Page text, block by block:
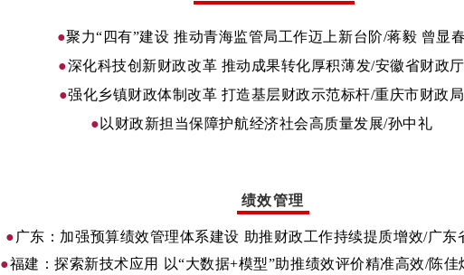
●聚力“四有”建设 推动青海监管局工作迈上新台阶/蒋毅 曾显
●深化科技创新财政改革 推动成果转化厚积薄发/安徽省财政厅
●强化乡镇财政体制改革 打造基层财政示范标杆/重庆市财政局
● 以财政新担当保障护航经济社会高质量发展/孙中礼
绩效管理
● 广东：加强预算绩效管理体系建设 助推财政工作持续提质增效/广东
●福建：探索新技术应用 以“大数据+模型”助推绩效评价精准高效/陈佳